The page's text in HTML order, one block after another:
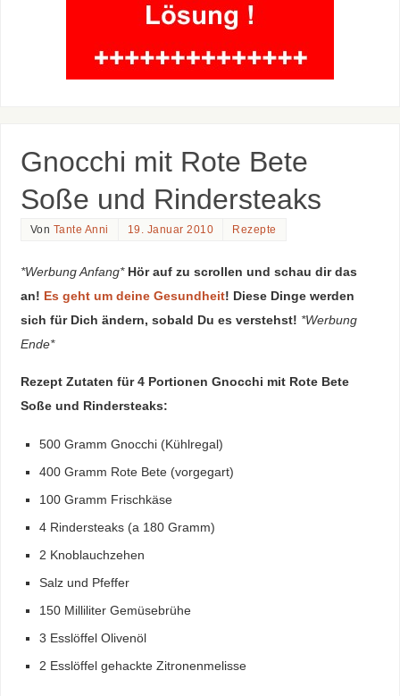
Gnocchi mit Rote Bete
Soße und Rindersteaks
Von Tante Anni 19. Januar 2010 Rezepte
*Werbung Anfang* Hör auf zu scrollen und schau dir das
an! Es geht um deine Gesundheit! Diese Dinge werden
sich für Dich ändern, sobald Du es verstehst! *Werbung
Ende*
Rezept Zutaten für 4 Portionen Gnocchi mit Rote Bete
Soße und Rindersteaks:
500 Gramm Gnocchi (Kühlregal)
400 Gramm Rote Bete (vorgegart)
100 Gramm Frischkäse
4 Rindersteaks (a 180 Gramm)
2 Knoblauchzehen
Salz und Pfeffer
150 Milliliter Gemüsebrühe
3 Esslöffel Olivenöl
2 Esslöffel gehackte Zitronenmelisse